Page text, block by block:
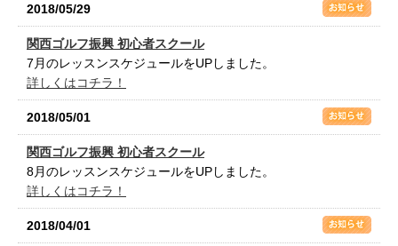
2018/05/29
関西ゴルフ振興 初心者スクール
7月のレッスンスケジュールをUPしました。
詳しくはコチラ！
2018/05/01
関西ゴルフ振興 初心者スクール
8月のレッスンスケジュールをUPしました。
詳しくはコチラ！
2018/04/01